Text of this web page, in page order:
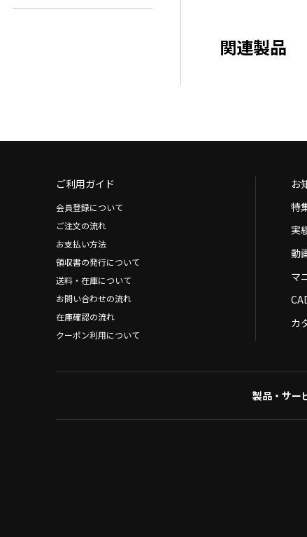
関連製品
ご利用ガイド
会員登録について
ご注文の流れ
お支払い方法
領収書の発行について
送料・在庫について
お問い合わせの流れ
在庫確認の流れ
クーポン利用について
お
特
実
動
マ
カ
製品・サー